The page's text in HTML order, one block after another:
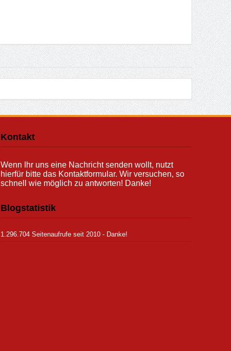
Kontakt
Wenn Ihr uns eine Nachricht senden wollt, nutzt
hierfür bitte das Kontaktformular. Wir versuchen, so
schnell wie möglich zu antworten! Danke!
Blogstatistik
1.296.704 Seitenaufrufe seit 2010 - Danke!